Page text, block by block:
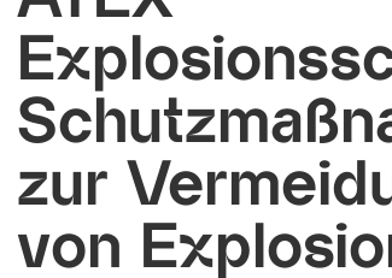
zur
von